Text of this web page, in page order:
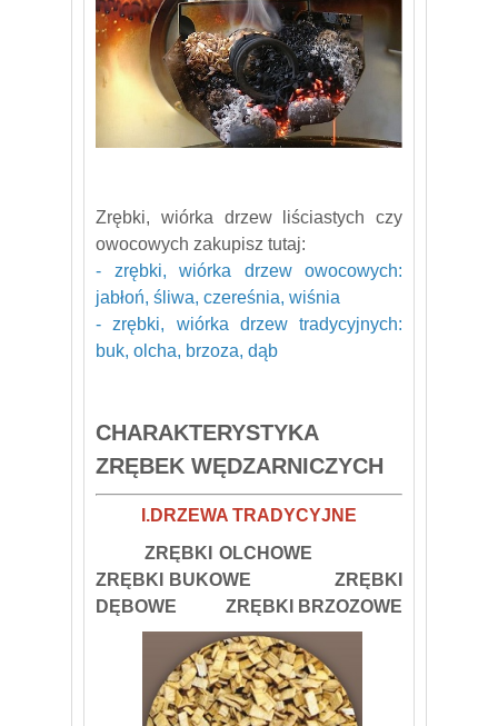
Zrębki, wiórka drzew liściastych czy
owocowych zakupisz tutaj:
- zrębki, wiórka drzew owocowych:
jabłoń, śliwa, czereśnia, wiśnia
- zrębki, wiórka drzew tradycyjnych:
buk, olcha, brzoza, dąb
CHARAKTERYSTYKA
ZRĘBEK WĘDZARNICZYCH
I.DRZEWA TRADYCYJNE
ZRĘBKI OLCHOWE
ZRĘBKI BUKOWE ZRĘBKI
DĘBOWE ZRĘBKI BRZOZOWE